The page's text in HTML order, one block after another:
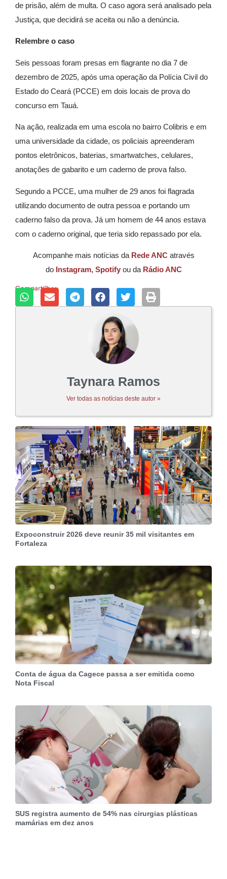
de prisão, além de multa. O caso agora será analisado pela
Justiça, que decidirá se aceita ou não a denúncia.
Relembre o caso
Seis pessoas foram presas em flagrante no dia 7 de
dezembro de 2025, após uma operação da Polícia Civil do
Estado do Ceará (PCCE) em dois locais de prova do
concurso em Tauá.
Na ação, realizada em uma escola no bairro Colibris e em
uma universidade da cidade, os policiais apreenderam
pontos eletrônicos, baterias, smartwatches, celulares,
anotações de gabarito e um caderno de prova falso.
Segundo a PCCE, uma mulher de 29 anos foi flagrada
utilizando documento de outra pessoa e portando um
caderno falso da prova. Já um homem de 44 anos estava
com o caderno original, que teria sido repassado por ela.
Acompanhe mais notícias da Rede ANCatravés
do Instagram, Spotifyou da Rádio ANC
Compartilhar:
Taynara Ramos
Ver todas as notícias deste autor »
Expoconstruir 2026 deve reunir 35 mil visitantes em
Fortaleza
Conta de água da Cagece passa a ser emitida como
Nota Fiscal
SUS registra aumento de 54% nas cirurgias plásticas
mamárias em dez anos